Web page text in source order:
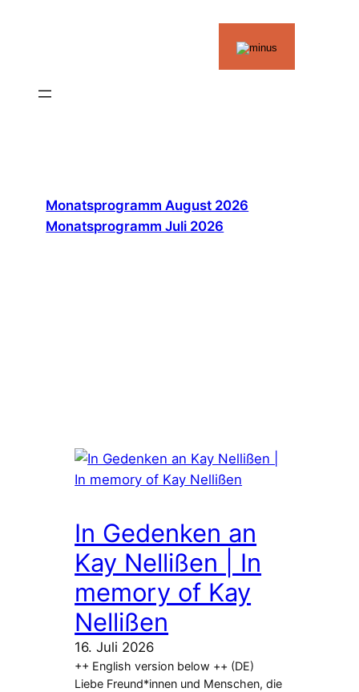
Monatsprogramm August 2026
Monatsprogramm Juli 2026
In Gedenken an
Kay Nellißen | In
memory of Kay
Nellißen
16. Juli 2026
++ English version below ++ (DE)
Liebe Freund*innen und Menschen, die